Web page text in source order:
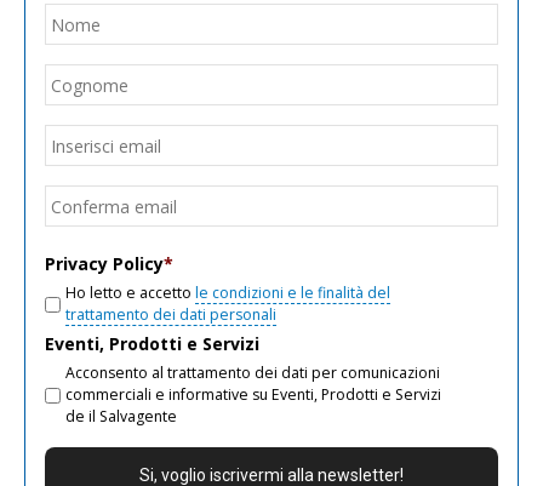
Nome
Email
Privacy Policy*
Ho letto e accetto le condizioni e le finalità del
trattamento dei dati personali
Eventi, Prodotti e Servizi
Acconsento al trattamento dei dati per comunicazioni
commerciali e informative su Eventi, Prodotti e Servizi
de il Salvagente